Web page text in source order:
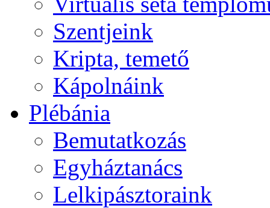
Szentjeink
Kripta, temető
Kápolnáink
Plébánia
Bemutatkozás
Egyháztanács
Lelkipásztoraink